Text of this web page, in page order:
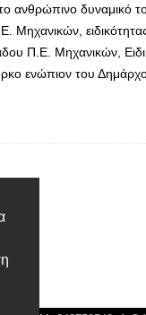
ανθρώπινο δυναμικό
Π.Ε. Μηχανικών,
ενώπιον του